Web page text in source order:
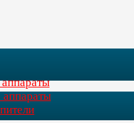
аппараты